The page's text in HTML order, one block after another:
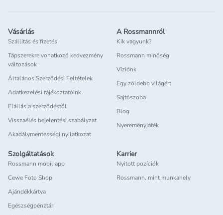
Vásárlás
Szállítás és fizetés
Tápszerekre vonatkozó kedvezmény
változások
Általános Szerződési Feltételek
Adatkezelési tájékoztatóink
Elállás a szerződéstől
Visszaélés bejelentési szabályzat
Akadálymentességi nyilatkozat
A Rossmannról
Kik vagyunk?
Rossmann minőség
Víziónk
Egy zöldebb világért
Sajtószoba
Blog
Nyereményjáték
Szolgáltatások
Rossmann mobil app
Cewe Foto Shop
Ajándékkártya
Egészségpénztár
Karrier
Nyitott pozíciók
Rossmann, mint munkahely